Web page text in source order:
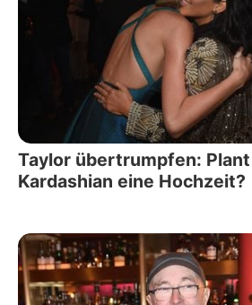
Taylor übertrumpfen:
Kardashian eine Hochzeit?